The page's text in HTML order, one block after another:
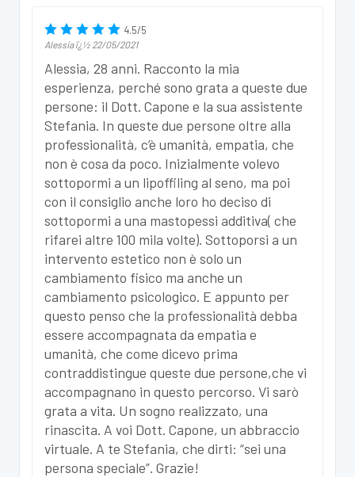
4.5/5
Alessiaï¿½ 22/05/2021
Alessia, 28 anni. Racconto la mia
esperienza, perché sono grata a queste due
persone: il Dott. Capone e la sua assistente
Stefania. In queste due persone oltre alla
professionalità, c’è umanità, empatia, che
non è cosa da poco. Inizialmente volevo
sottopormi a un lipoffiling al seno, ma poi
con il consiglio anche loro ho deciso di
sottopormi a una mastopessi additiva( che
rifarei altre 100 mila volte). Sottoporsi a un
intervento estetico non è solo un
cambiamento fisico ma anche un
cambiamento psicologico. E appunto per
questo penso che la professionalità debba
essere accompagnata da empatia e
umanità, che come dicevo prima
contraddistingue queste due persone,che vi
accompagnano in questo percorso. Vi sarò
grata a vita. Un sogno realizzato, una
rinascita. A voi Dott. Capone, un abbraccio
virtuale. A te Stefania, che dirti: “sei una
persona speciale”. Grazie!